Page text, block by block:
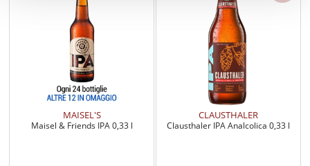
MAISEL'S
Maisel & Friends IPA 0,33 l
CLAUSTHALER
Clausthaler IPA Analcolica 0,33 l